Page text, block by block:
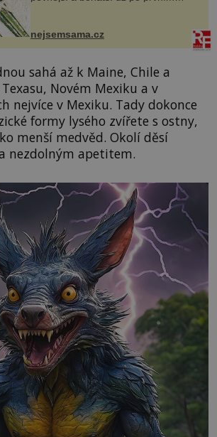
vlasy. ...
nejsemsama.cz
sahá až k Maine, Chile a
Novém Mexiku a v
nejvíce v Mexiku. Tady dokonce
formy lysého zvířete s ostny,
menší medvěd. Okolí děsí
nezdolným apetitem.